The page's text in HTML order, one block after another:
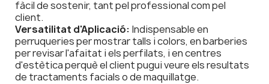
fàcil de sostenir, tant pel professional com pel
client.
Versatilitat d'Aplicació: Indispensable en
perruqueries per mostrar talls i colors, en barberies
per revisar l'afaitat i els perfilats, i en centres
d'estètica perquè el client pugui veure els resultats
de tractaments facials o de maquillatge.